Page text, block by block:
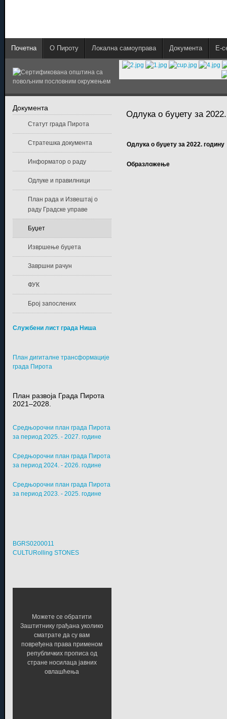
Почетна О Пироту Локална самоуправа Документа E-
Одлука о буџету за
Одлука о буџету за 2022. годину
Образложење
Документа
Статут града Пирота
Стратешка документа
Информатор о раду
Одлуке и правилници
План рада и Извештај о
раду Градске управе
Буџет
Извршење буџета
Завршни рачун
ФУК
Број запослених
Службени лист града Ниша
План дигиталне трансформације
града Пирота
План развоја Града Пирота
2021–2028.
Средњорочни план града Пирота
за период 2025. - 2027. године
Средњорочни план града Пирота
за период 2024. - 2026. године
Средњорочни план града Пирота
за период 2023. - 2025. године
BGRS0200011
CULTURolling STONES
Можете се обратити
Заштитнику грађана уколико
сматрате да су вам
повређена права применом
републичких прописа од
стране носилаца јавних
овлашћења